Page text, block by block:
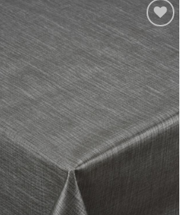
Add to
wishlist